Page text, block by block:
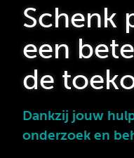
Schenk
een
de
Dankzij jouw
onderzoek en